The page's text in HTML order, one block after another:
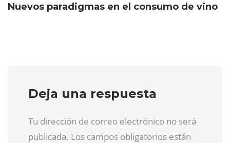
Nuevos paradigmas en el consumo de vino
Deja una respuesta
Tu dirección de correo electrónico no será
publicada. Los campos obligatorios están